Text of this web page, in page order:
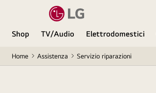
Shop TV/Audio Elettrodomestici
Home Assistenza Servizio riparazioni